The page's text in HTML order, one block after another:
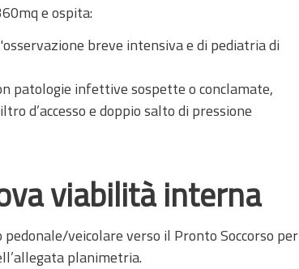
e ospita:
breve intensiva e di pediatria di
patologie infettive sospette o conclamate,
d’accesso e doppio salto di pressione
viabilità interna
veicolare verso il Pronto Soccorso per
planimetria.